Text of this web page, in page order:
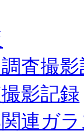
査撮
影記録
連ガ